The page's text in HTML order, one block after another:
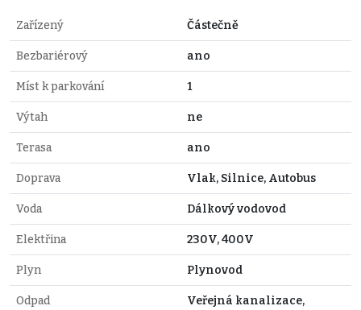
Zařízený Částečně
Bezbariérový ano
Míst k parkování 1
Výtah ne
Terasa ano
Doprava Vlak, Silnice, Autobus
Voda Dálkový vodovod
Elektřina 230V, 400V
Plyn Plynovod
Odpad
Veřejná kanalizace,